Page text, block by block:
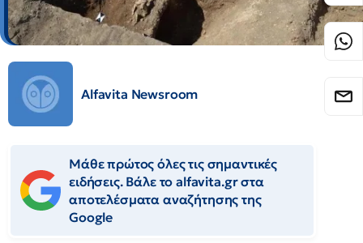
Alfavita Newsroom
Μάθε πρώτος όλες τις σημαντικές
ειδήσεις. Βάλε το alfavita.gr στα
αποτελέσματα αναζήτησης της
Google